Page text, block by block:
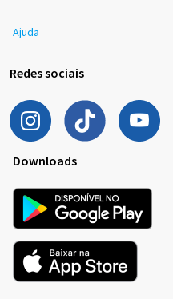
Ajuda
Redes sociais
Downloads